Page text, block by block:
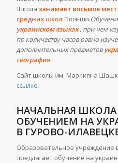
Школа занимает восьмое
средних школ Польши.
украинском языках, при чем
по количеству часов равно
дополнительных предметов
география.
Сайт школы им. Маркияна
ссылке .
НАЧАЛЬНАЯ
ОБУЧЕНИЕМ НА
В ГУРОВО-
Образовательное учреждение
предлагает обучение на